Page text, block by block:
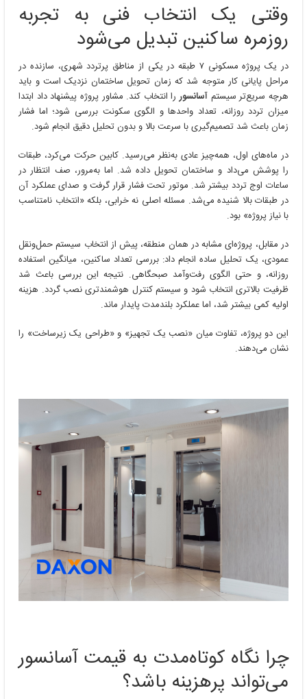
آسانسور
تا
مدل‌های
تخصصی
وقتی یک انتخاب فنی به تجربه
روزمره ساکنین تبدیل می‌شود
در یک پروژه مسکونی ۷ طبقه در یکی از مناطق پرتردد شهری، سازنده در
مراحل پایانی کار متوجه شد که زمان تحویل ساختمان نزدیک است و باید
هرچه سریع‌تر سیستم آسانسور را انتخاب کند. مشاور پروژه پیشنهاد داد ابتدا
میزان تردد روزانه، تعداد واحدها و الگوی سکونت بررسی شود؛ اما فشار
زمان باعث شد تصمیم‌گیری با سرعت بالا و بدون تحلیل دقیق انجام شود.
در ماه‌های اول، همه‌چیز عادی به‌نظر می‌رسید. کابین حرکت می‌کرد، طبقات
را پوشش می‌داد و ساختمان تحویل داده شد. اما به‌مرور، صف انتظار در
ساعات اوج تردد بیشتر شد. موتور تحت فشار قرار گرفت و صدای عملکرد آن
در طبقات بالا شنیده می‌شد. مسئله اصلی نه خرابی، بلکه «انتخاب نامتناسب
با نیاز پروژه» بود.
در مقابل، پروژه‌ای مشابه در همان منطقه، پیش از انتخاب سیستم حمل‌ونقل
عمودی، یک تحلیل ساده انجام داد: بررسی تعداد ساکنین، میانگین استفاده
روزانه، و حتی الگوی رفت‌وآمد صبحگاهی. نتیجه این بررسی باعث شد
ظرفیت بالاتری انتخاب شود و سیستم کنترل هوشمندتری نصب گردد. هزینه
اولیه کمی بیشتر شد، اما عملکرد بلندمدت پایدار ماند.
این دو پروژه، تفاوت میان «نصب یک تجهیز» و «طراحی یک زیرساخت» را
نشان می‌دهند.
چرا نگاه کوتاه‌مدت به قیمت آسانسور
می‌تواند پرهزینه باشد؟